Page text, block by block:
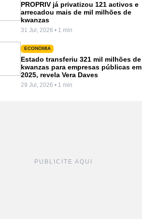
PROPRIV já privatizou 121 activos e
arrecadou mais de mil milhões de
kwanzas
31 Jul, 2026 • 1 min
ECONOMIA
Estado transferiu 321 mil milhões de
kwanzas para empresas públicas em
2025, revela Vera Daves
29 Jul, 2026 • 1 min
PUBLICITE AQUI